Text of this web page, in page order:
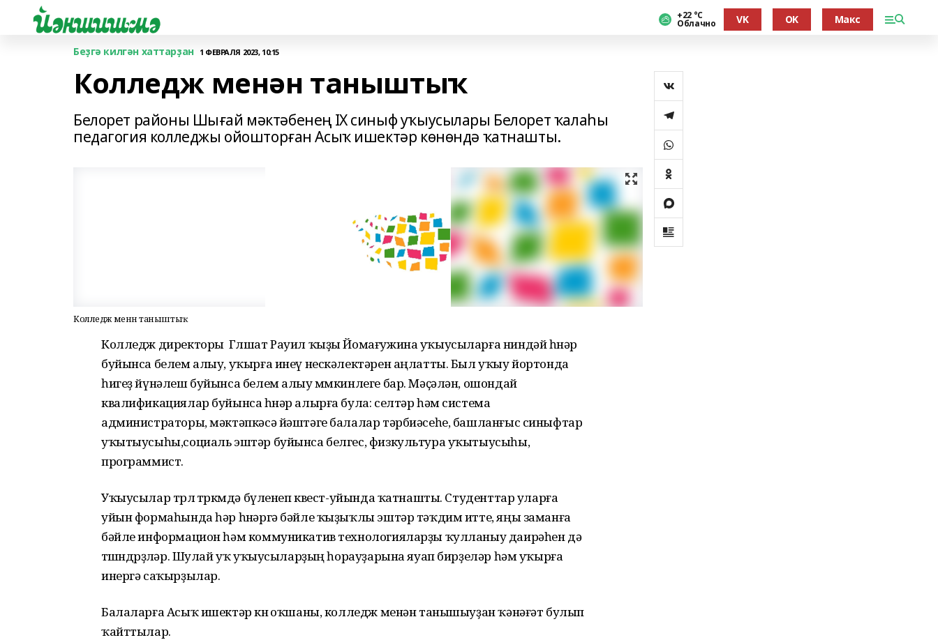
+22 °С
Облачно VK OK Макс
Беҙгә килгән хаттарҙан 1 ФЕВРАЛЯ 2023, 10:15
Колледж менән таныштыҡ
Белорет районы Шығай мәктәбенең IX синыф уҡыусылары Белорет ҡалаһы
педагогия колледжы ойошторған Асыҡ ишектәр көнөндә ҡатнашты.
Колледж менән таныштыҡ
Колледж директоры Гөлшат Рауил ҡыҙы Йомағужина уҡыусыларға ниндәй һөнәр
буйынса белем алыу, уҡырға инеү нескәлектәрен аңлатты. Был уҡыу йортонда
һигеҙ йүнәлеш буйынса белем алыу мөмкинлеге бар. Мәҫәлән, ошондай
квалификациялар буйынса һөнәр алырға була: селтәр һәм система
администраторы, мәктәпкәсә йәштәге балалар тәрбиәсеһе, башланғыс синыфтар
уҡытыусыһы,социаль эштәр буйынса белгес, физкультура уҡытыусыһы,
программист.
Уҡыусылар төрлө төркөмдә бүленеп квест-уйында ҡатнашты. Студенттар уларға
уйын формаһында һәр һөнәргә бәйле ҡыҙыҡлы эштәр тәҡдим итте, яңы заманға
бәйле информацион һәм коммуникатив технологияларҙы ҡулланыу даирәһен дә
төшөндөрҙөләр. Шулай уҡ уҡыусыларҙың һорауҙарына яуап бирҙеләр һәм уҡырға
инергә саҡырҙылар.
Балаларға Асыҡ ишектәр көнө оҡшаны, колледж менән танышыуҙан ҡәнәғәт булып
ҡайттылар.